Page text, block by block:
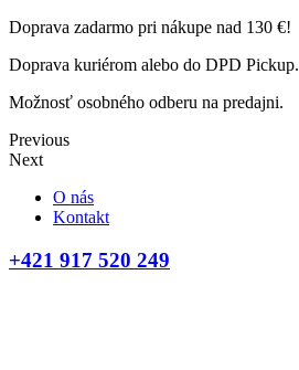
Doprava zadarmo pri nákupe nad 130 €!
Doprava kuriérom alebo do DPD Pickup.
Možnosť osobného odberu na predajni.
Previous
Next
O nás
Kontakt
+421 917 520 249